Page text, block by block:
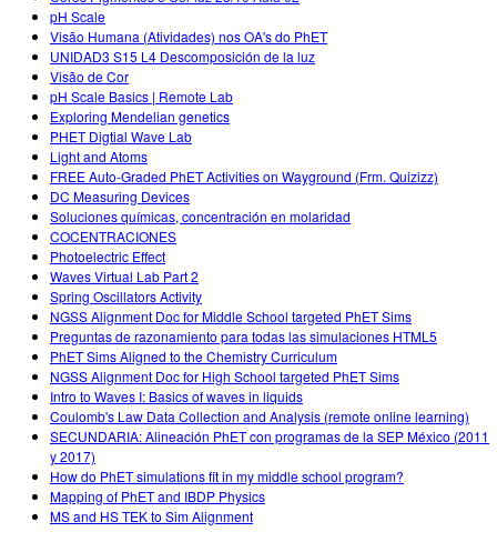
pH Scale
Visão Humana (Atividades) nos OA's do PhET
UNIDAD3 S15 L4 Descomposición de la luz
Visão de Cor
pH Scale Basics | Remote Lab
Exploring Mendelian genetics
PHET Digtial Wave Lab
Light and Atoms
FREE Auto-Graded PhET Activities on Wayground (Frm. Quizizz)
DC Measuring Devices
Soluciones químicas, concentración en molaridad
COCENTRACIONES
Photoelectric Effect
Waves Virtual Lab Part 2
Spring Oscillators Activity
NGSS Alignment Doc for Middle School targeted PhET Sims
Preguntas de razonamiento para todas las simulaciones HTML5
PhET Sims Aligned to the Chemistry Curriculum
NGSS Alignment Doc for High School targeted PhET Sims
Intro to Waves I: Basics of waves in liquids
Coulomb's Law Data Collection and Analysis (remote online learning)
SECUNDARIA: Alineación PhET con programas de la SEP México (2011
y 2017)
How do PhET simulations fit in my middle school program?
Mapping of PhET and IBDP Physics
MS and HS TEK to Sim Alignment